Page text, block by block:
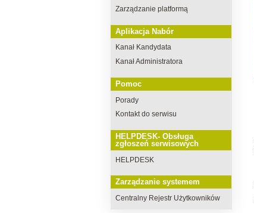
Zarządzanie platformą
Aplikacja Nabór
Kanał Kandydata
Kanał Administratora
Pomoc
Porady
Kontakt do serwisu
HELPDESK- Obsługa
zgłoszeń serwisowych
HELPDESK
Zarządzanie systemem
Centralny Rejestr Użytkowników